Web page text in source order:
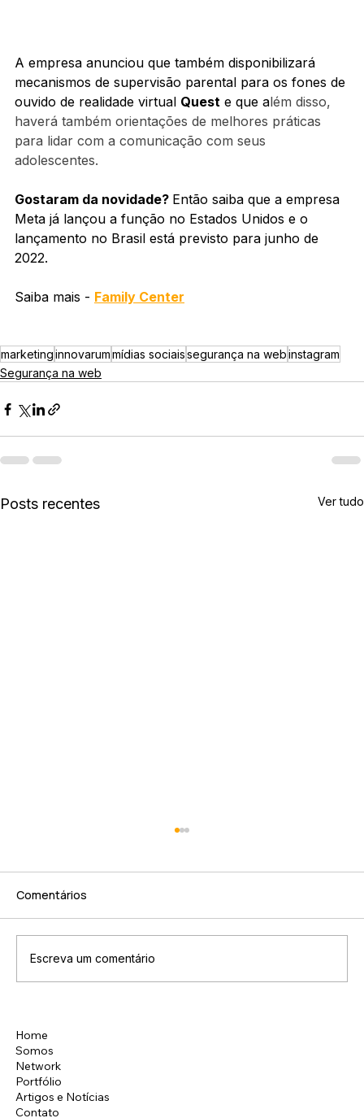
A empresa anunciou que também disponibilizará
mecanismos de supervisão parental para os fones de
ouvido de realidade virtual Quest e que além disso,
haverá também orientações de melhores práticas
para lidar com a comunicação com seus
adolescentes.
Gostaram da novidade? Então saiba que a empresa
Meta já lançou a função no Estados Unidos e o
lançamento no Brasil está previsto para junho de
2022.
Saiba mais - Family Center
marketinginnovarummídias sociaissegurança na webinstagram
Segurança na web
Posts recentes Ver tudo
web, hoje?
Comentários
Escreva um comentário
Home
Somos
Network
Portfólio
Artigos e Notícias
Contato